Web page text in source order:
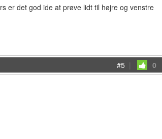
er det god ide at prøve lidt til højre og venstre
#5 | 0